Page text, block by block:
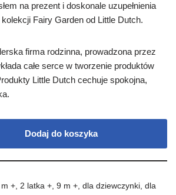
na prezent i doskonale uzupełnienia
Fairy Garden od Little Dutch.
firma rodzinna, prowadzona przez
całe serce w tworzenie produktów
Little Dutch cechuje spokojna,
Dodaj do koszyka
+, 2 latka +, 9 m +, dla dziewczynki, dla